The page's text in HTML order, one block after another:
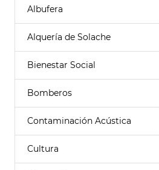
Albufera
Alquería de Solache
Bienestar Social
Bomberos
Contaminación Acústica
Cultura